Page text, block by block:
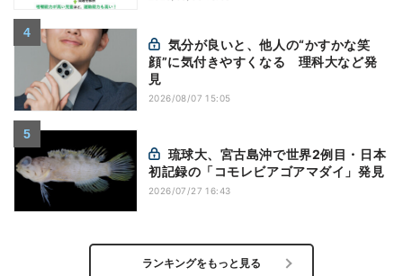
顔”に気付きやすくなる 理科大など発
見
2026/08/07 15:05
初記録の「コモレビアゴアマダイ」発見
2026/07/27 16:43
ランキングをもっと見る